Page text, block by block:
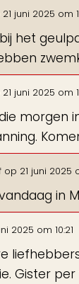
21 juni 2025 om
het
21 juni 2025 om
morgen
op 21 juni 2025
in
2025 om 10:21
Gister